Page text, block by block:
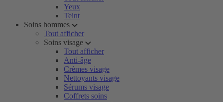
Yeux
Teint
Soins hommes
Tout afficher
Soins visage
Tout afficher
Anti-âge
Crèmes visage
Nettoyants visage
Sérums visage
Coffrets soins